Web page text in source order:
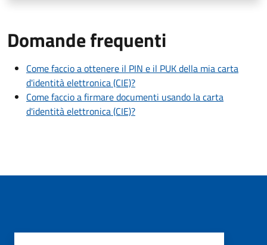
Domande frequenti
Come faccio a ottenere il PIN e il PUK della mia carta
d'identità elettronica (CIE)?
Come faccio a firmare documenti usando la carta
d'identità elettronica (CIE)?